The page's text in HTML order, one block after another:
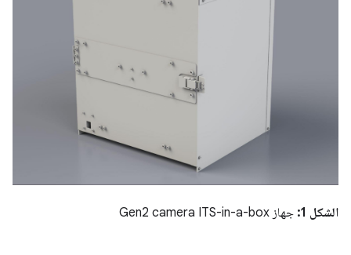
الشكل 1: جهاز Gen2 camera ITS-in-a-box